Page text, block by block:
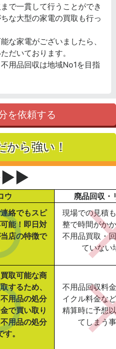
で一貫して行うことができ
な大型の家電の買取も行っ
な家電がございましたら、
だいております。
用品回収は地域No1を目指
を依頼する
から強い！
ウ 廃品回収・
絡でもスピ
能！即日対
店の特徴で
現場での見積
整で時間がか
不用品買取・
ていない
取可能な商
するため、
用品の処分
で買い取り
用品の処分
。
不用品回収料
イクル料金な
精算時に予想
てしまう